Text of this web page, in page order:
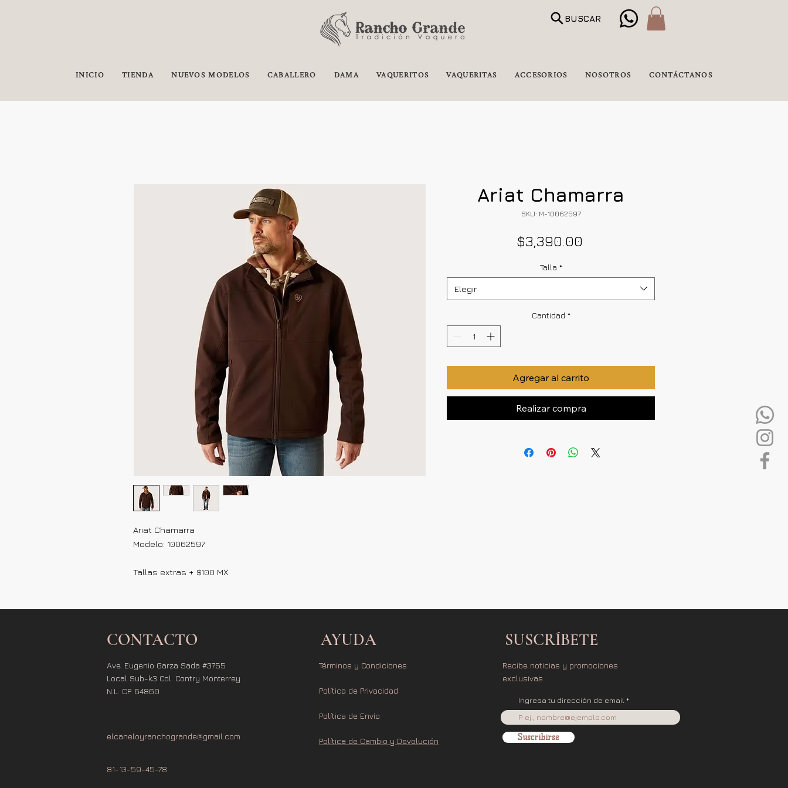
BUSCAR
INICIO TIENDA NUEVOS MODELOS CABALLERO DAMA VAQUERITOS VAQUERITAS ACCESORIOS NOSOTROS CONTÁCTANOS
Ariat Chamarra
Modelo: 10062597
Tallas extras + $100 MX
Ariat Chamarra
SKU: M-10062597
$3,390.00
Talla *
Elegir
Cantidad *
Agregar al carrito
Realizar compra
CONTACTO
Ave. Eugenio Garza Sada #3755
Local Sub-k3 Col. Contry Monterrey
N.L. CP. 64860
elcaneloyranchogrande@gmail.com
81-13-59-45-78
AYUDA
Términos y Condiciones
Política de Privacidad
Política de Envío
Política de Cambio y Devolución
SUSCRÍBETE
Recibe noticias y promociones
exclusivas
Ingresa tu dirección de email
Suscribirse